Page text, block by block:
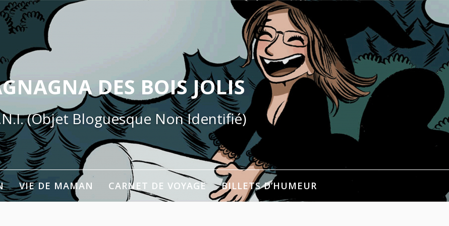
DES BOIS JOLIS
(Objet Bloguesque Non Identifié)
VIE DE MAMAN CARNET DE VOYAGE BILLETS D’HUMEUR